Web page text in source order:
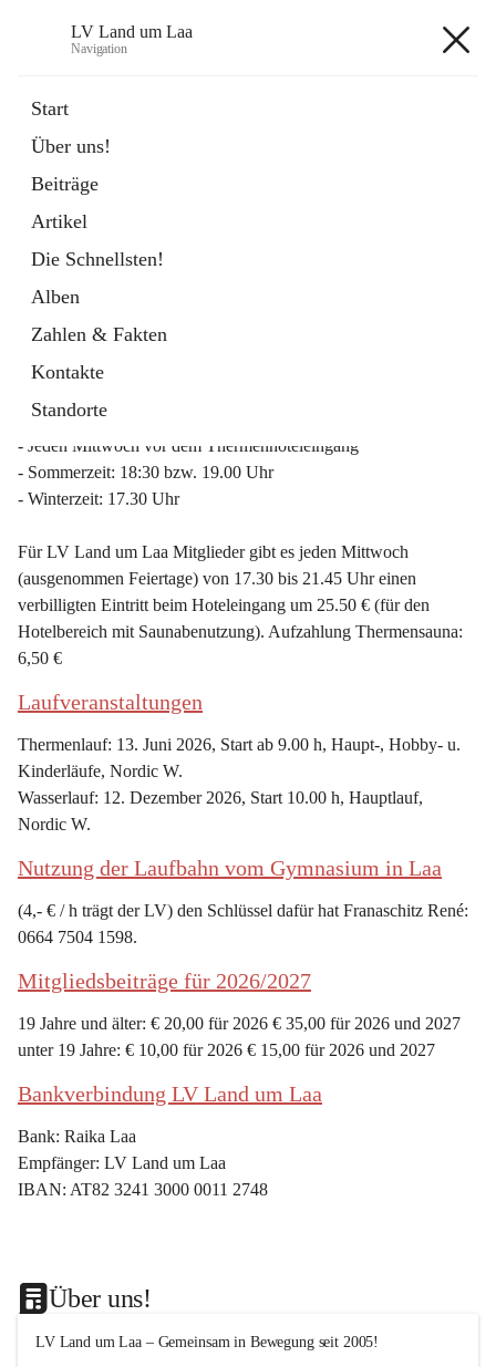
LV Land um Laa
Navigation
Start
Über uns!
Beiträge
Artikel
Die Schnellsten!
Alben
Zahlen & Fakten
Kontakte
Standorte
Externe Webseite
in
Tab
Mitgliederinfo 2026
Lauftreff
- Jeden Mittwoch vor dem Thermenhoteleingang
- Sommerzeit: 18:30 bzw. 19.00 Uhr
- Winterzeit: 17.30 Uhr
Für LV Land um Laa Mitglieder gibt es jeden Mittwoch
(ausgenommen Feiertage) von 17.30 bis 21.45 Uhr einen
verbilligten Eintritt beim Hoteleingang um 25.50 € (für den
Hotelbereich mit Saunabenutzung). Aufzahlung Thermensauna:
6,50 €
Laufveranstaltungen
Thermenlauf: 13. Juni 2026, Start ab 9.00 h, Haupt-, Hobby- u.
Kinderläufe, Nordic W.
Wasserlauf: 12. Dezember 2026, Start 10.00 h, Hauptlauf,
Nordic W.
Nutzung der Laufbahn vom Gymnasium in Laa
(4,- € / h trägt der LV) den Schlüssel dafür hat Franaschitz René:
0664 7504 1598.
Mitgliedsbeiträge für 2026/2027
19 Jahre und älter: € 20,00 für 2026 € 35,00 für 2026 und 2027
unter 19 Jahre: € 10,00 für 2026 € 15,00 für 2026 und 2027
Bankverbindung LV Land um Laa
Bank: Raika Laa
Empfänger: LV Land um Laa
IBAN: AT82 3241 3000 0011 2748
Über uns!
LV Land um Laa – Gemeinsam in Bewegung seit 2005!